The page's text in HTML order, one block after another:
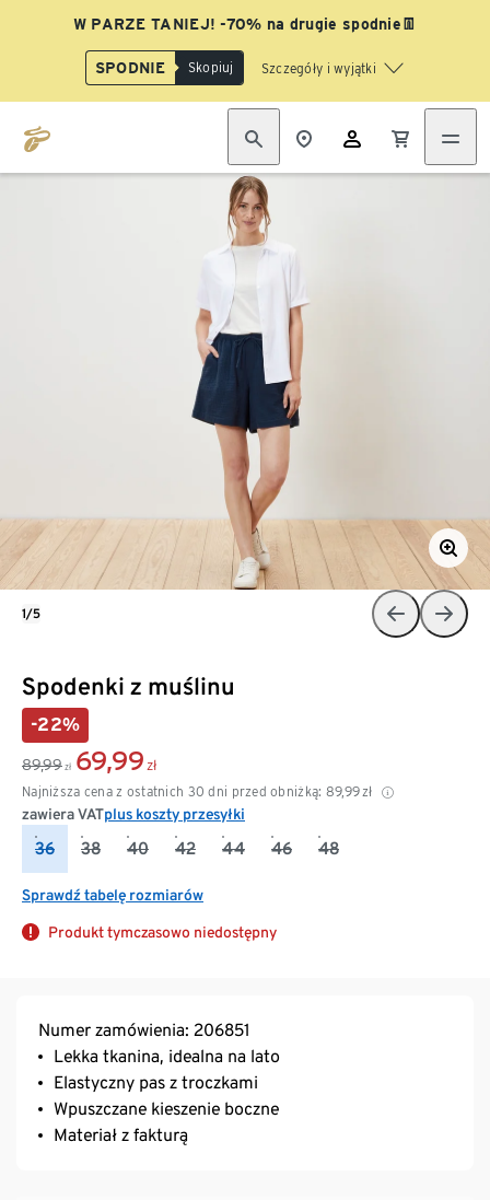
W PARZE TANIEJ! -70% na drugie spodnie👖
SPODNIE Skopiuj Szczegóły i wyjątki
Spodenki z muślinu
-22%
89,99 zł 69,99 zł
Najniższa cena z ostatnich 30 dni przed obniżką: 89,99zł
zawiera VATplus koszty przesyłki
36 38 40 42 44 46 48
Sprawdź tabelę rozmiarów
Produkt tymczasowo niedostępny
1/5
Numer zamówienia: 206851
Lekka tkanina, idealna na lato
Elastyczny pas z troczkami
Wpuszczane kieszenie boczne
Materiał z fakturą